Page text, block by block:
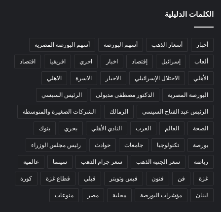
الكلمات الدليلية
أخبار أسعار الذهب أسهم البورصة أسهم البورصة المصرية
ألعاب إسرائيل إقتصاد اخبار اخري افريقيا اقتصاد
الأهلي الاحتلال الإسرائيلي الاخبار الاسرة الاهلي
البورصة المصرية الدكتور مصطفى مدبولى الرئيس السيسي
الرئيس عبد الفتاح السيسي الزمالك الشركات الصغيرة والمتوسطة
الصحة العالم العرب النادي الأهلي بحري بنوك
بورصة تكنولوجيا جامعات حوادث رئيس مجلس الوزراء
رياضة سعر الجنيه الذهب سعر جرام الذهب سينما عالمية
غزة فن فنون فيس وتويتر قبلي قطاع غزة كورة
لبنان مؤشرات البورصة محلية مصر منوعات